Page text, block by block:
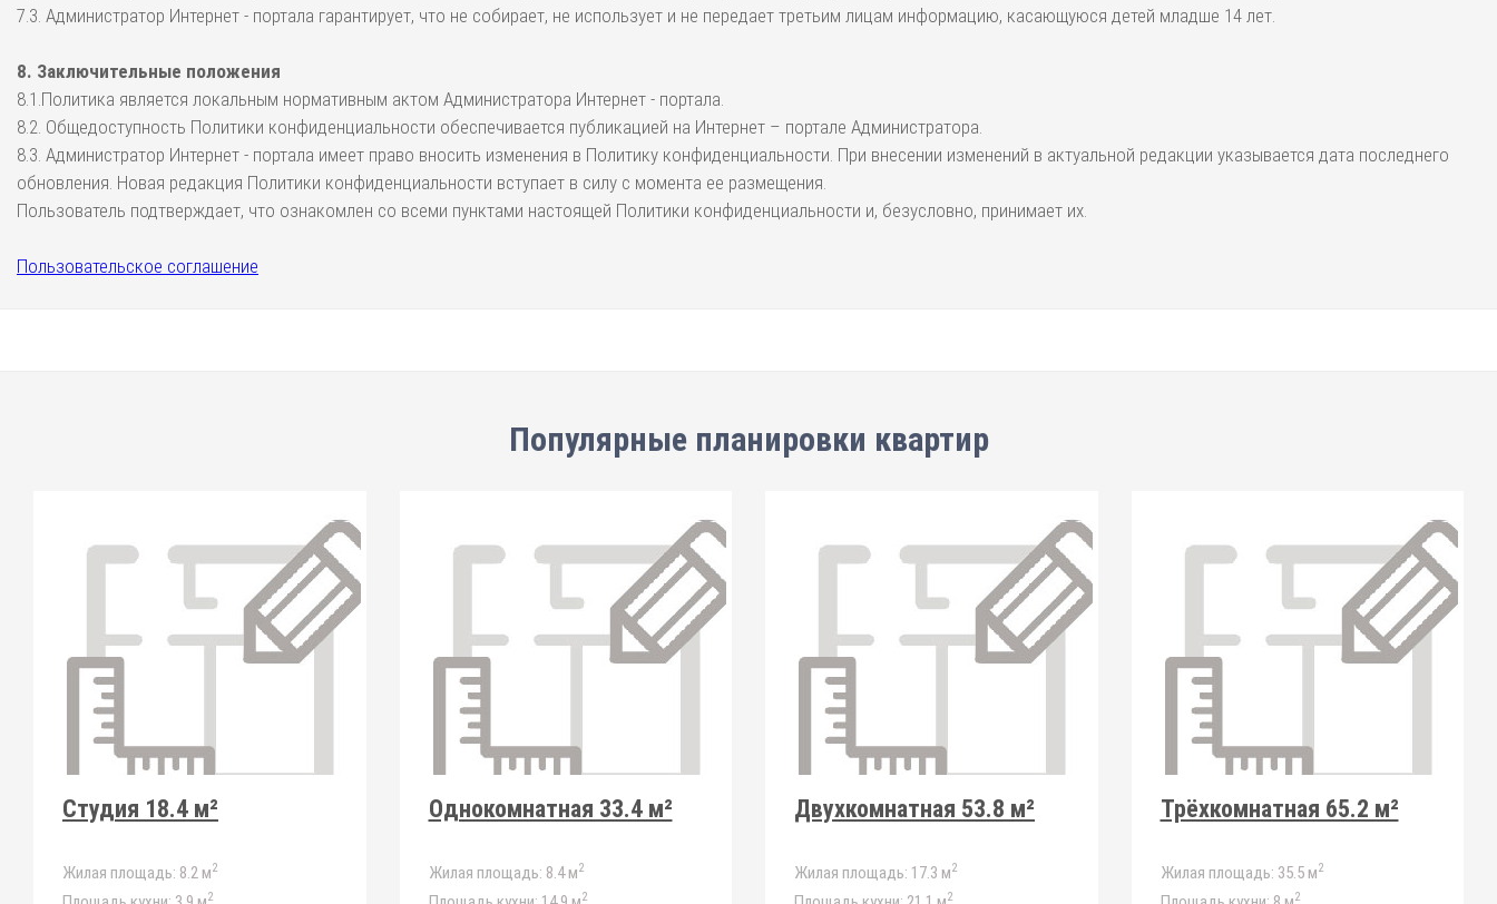
7.3. Администратор Интернет - портала гарантирует, что не собирает, не использует и не передает третьим лицам информацию, касающуюся детей младше 14 лет.
8. Заключительные положения
8.1.Политика является локальным нормативным актом Администратора Интернет - портала.
8.2. Общедоступность Политики конфиденциальности обеспечивается публикацией на Интернет – портале Администратора.
8.3. Администратор Интернет - портала имеет право вносить изменения в Политику конфиденциальности. При внесении изменений в актуальной редакции указывается дата последнего
обновления. Новая редакция Политики конфиденциальности вступает в силу с момента ее размещения.
Пользователь подтверждает, что ознакомлен со всеми пунктами настоящей Политики конфиденциальности и, безусловно, принимает их.
Пользовательское соглашение
Популярные планировки квартир
Студия 18.4 м²
Жилая площадь: 8.2 м2
2
Однокомнатная 33.4 м²
Жилая площадь: 8.4 м2
2
Двухкомнатная 53.8 м²
Жилая площадь: 17.3 м2
2
Трёхкомнатная 65.2 м²
Жилая площадь: 35.5 м2
2